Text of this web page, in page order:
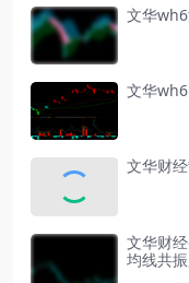
文华
文华
文华财
文华财
均线共